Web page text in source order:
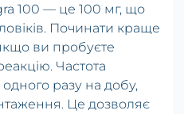
100 — це 100 мг, що
Починати краще
ви пробуєте
Частота
разу на добу,
Це дозволяє